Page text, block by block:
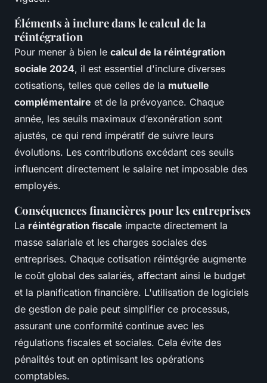
Éléments à inclure dans le calcul de la
réintégration
Pour mener à bien le calcul de la réintégration
sociale 2024, il est essentiel d'inclure diverses
cotisations, telles que celles de la mutuelle
complémentaire et de la prévoyance. Chaque
année, les seuils maximaux d’exonération sont
ajustés, ce qui rend impératif de suivre leurs
évolutions. Les contributions excédant ces seuils
influencent directement le salaire net imposable des
employés.
Conséquences financières pour les entreprises
La réintégration fiscale impacte directement la
masse salariale et les charges sociales des
entreprises. Chaque cotisation réintégrée augmente
le coût global des salariés, affectant ainsi le budget
et la planification financière. L'utilisation de logiciels
de gestion de paie peut simplifier ce processus,
assurant une conformité continue avec les
régulations fiscales et sociales. Cela évite des
pénalités tout en optimisant les opérations
comptables.